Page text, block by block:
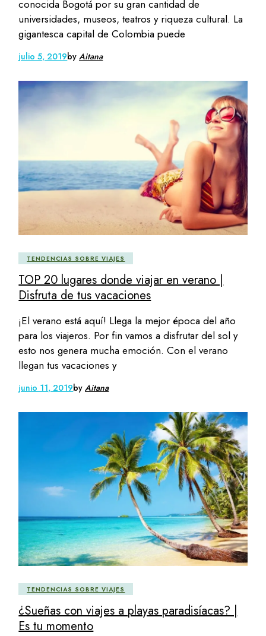
conocida Bogotá por su gran cantidad de
universidades, museos, teatros y riqueza cultural. La
gigantesca capital de Colombia puede
julio 5, 2019byAitana
TENDENCIAS SOBRE VIAJES
TOP 20 lugares donde viajar en verano |
Disfruta de tus vacaciones
¡El verano está aquí! Llega la mejor época del año
para los viajeros. Por fin vamos a disfrutar del sol y
esto nos genera mucha emoción. Con el verano
llegan tus vacaciones y
junio 11, 2019byAitana
TENDENCIAS SOBRE VIAJES
¿Sueñas con viajes a playas paradisíacas? |
Es tu momento